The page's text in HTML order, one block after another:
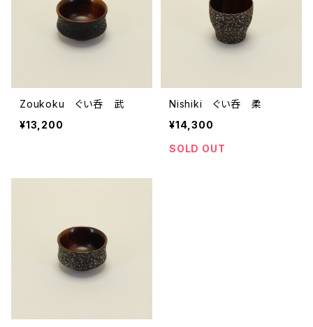
Zoukoku ぐい呑 武
¥13,200
Nishiki ぐい呑 柔
¥14,300
SOLD OUT